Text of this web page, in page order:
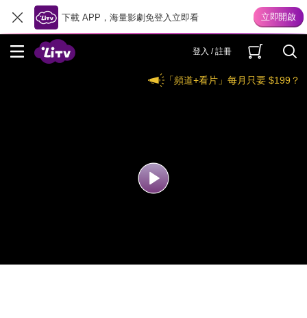
下載 APP，海量影劇免登入立即看
登入 / 註冊
「頻道+看片」每月只要 $199？